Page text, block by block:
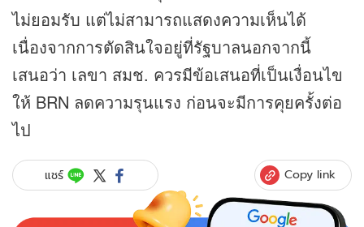
ไม่ยอมรับ แต่ไม่สามารถแสดงความเห็นได้
เนื่องจากการตัดสินใจอยู่ที่รัฐบาลนอกจากนี้
เสนอว่า เลขา สมช. ควรมีข้อเสนอที่เป็นเงื่อนไข
ให้ BRN ลดความรุนแรง ก่อนจะมีการคุยครั้งต่อ
ไป
แชร์ Copy link